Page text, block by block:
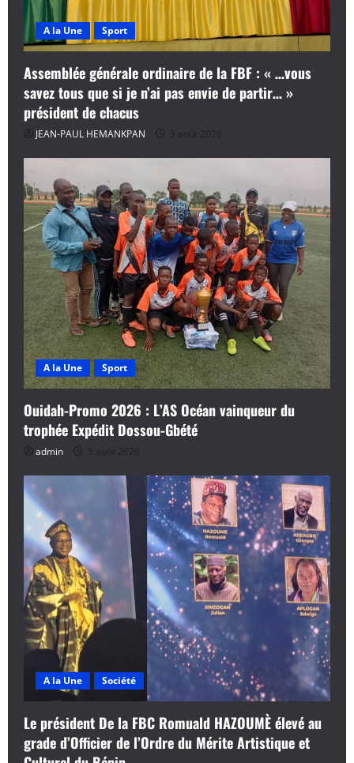
A la Une Sport
Assemblée générale ordinaire de la FBF : « …vous
savez tous que si je n’ai pas envie de partir… »
président de chacus
JEAN-PAUL HEMANKPAN 5 août 2026
A la Une Sport
Ouidah-Promo 2026 : L’AS Océan vainqueur du
trophée Expédit Dossou-Gbété
admin 5 août 2026
A la Une Société
Le président De la FBC Romuald HAZOUMÈ élevé au
grade d’Officier de l’Ordre du Mérite Artistique et